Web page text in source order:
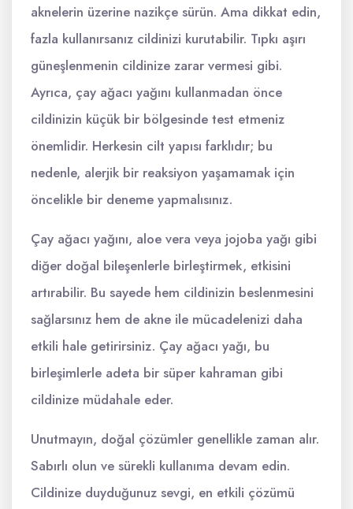
aknelerin üzerine nazikçe sürün. Ama dikkat edin,
fazla kullanırsanız cildinizi kurutabilir. Tıpkı aşırı
güneşlenmenin cildinize zarar vermesi gibi.
Ayrıca, çay ağacı yağını kullanmadan önce
cildinizin küçük bir bölgesinde test etmeniz
önemlidir. Herkesin cilt yapısı farklıdır; bu
nedenle, alerjik bir reaksiyon yaşamamak için
öncelikle bir deneme yapmalısınız.
Çay ağacı yağını, aloe vera veya jojoba yağı gibi
diğer doğal bileşenlerle birleştirmek, etkisini
artırabilir. Bu sayede hem cildinizin beslenmesini
sağlarsınız hem de akne ile mücadelenizi daha
etkili hale getirirsiniz. Çay ağacı yağı, bu
birleşimlerle adeta bir süper kahraman gibi
cildinize müdahale eder.
Unutmayın, doğal çözümler genellikle zaman alır.
Sabırlı olun ve sürekli kullanıma devam edin.
Cildinize duyduğunuz sevgi, en etkili çözümü